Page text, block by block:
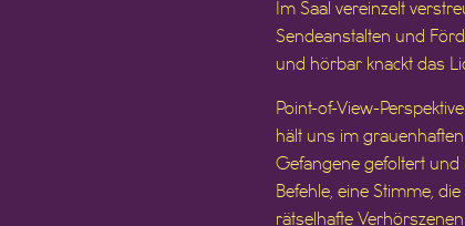
Im Saal vereinzelt
Sendeanstalten und
und hörbar knackt das
Point-of-View-
hält uns im
Gefangene gefoltert und
Befehle, eine Stimme,
rätselhafte